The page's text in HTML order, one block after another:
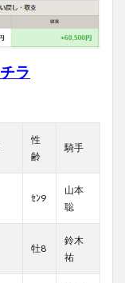
チラ
性
齢
騎手
ｾﾝ9
山本
聡
牡8
鈴木
祐